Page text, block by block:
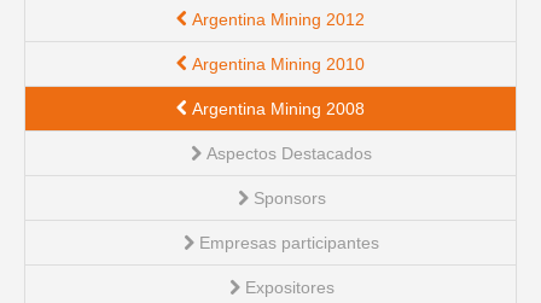
Argentina Mining 2012
Argentina Mining 2010
Argentina Mining 2008
Aspectos Destacados
Sponsors
Empresas participantes
Expositores